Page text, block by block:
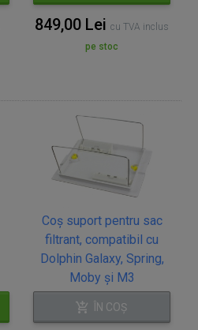
849,00 Lei cu TVA inclus
pe stoc
Coș suport pentru sac
filtrant, compatibil cu
Dolphin Galaxy, Spring,
Moby și M3
ÎN COȘ